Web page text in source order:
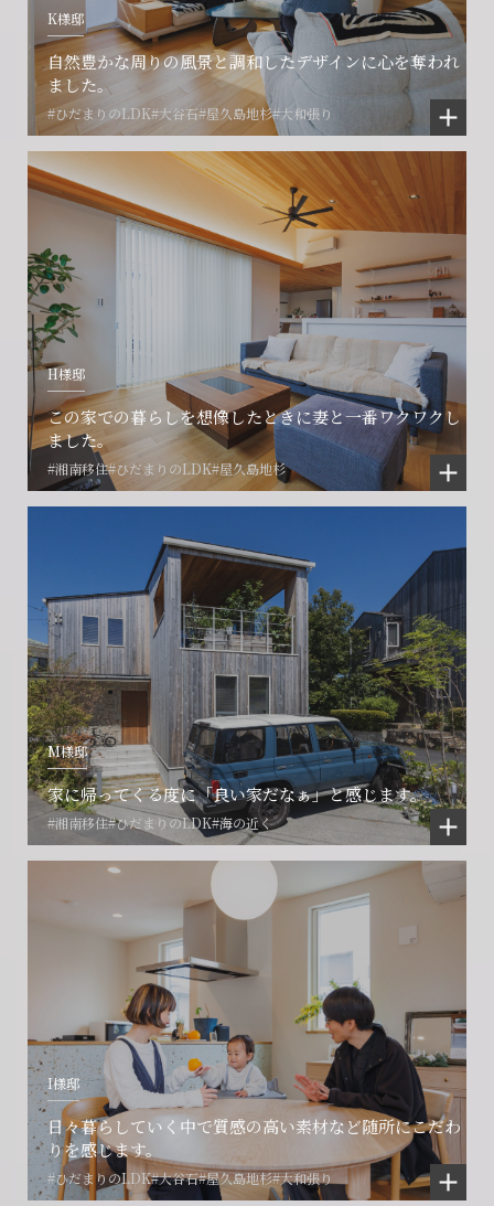
K様邸
自然豊かな周りの風景と調和したデザインに心を奪われ
ました。
#ひだまりのLDK#大谷石#屋久島地杉#大和張り
H様邸
この家での暮らしを想像したときに妻と一番ワクワクし
ました。
#湘南移住#ひだまりのLDK#屋久島地杉
M様邸
家に帰ってくる度に「良い家だなぁ」と感じます。
#湘南移住#ひだまりのLDK#海の近く
I様邸
日々暮らしていく中で質感の高い素材など随所にこだわ
りを感じます。
#ひだまりのLDK#大谷石#屋久島地杉#大和張り
お電話でのお問い合わせ
0466-24-2478
営業時間9:30~18:30 水曜定休
閉じる
プロコール24ご利用の方
0120-073-386
閉じる
賃貸管理事業部へのお問い合わせ
0466-24-2478
営業時間9:30~18:30 水曜定休
閉じる